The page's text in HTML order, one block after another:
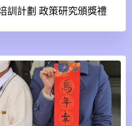
訓計劃 政策研究頒獎禮